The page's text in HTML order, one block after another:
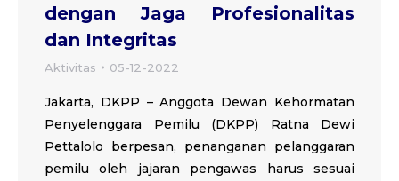
dengan Jaga Profesionalitas
dan Integritas
Aktivitas 05-12-2022
Jakarta, DKPP – Anggota Dewan Kehormatan
Penyelenggara Pemilu (DKPP) Ratna Dewi
Pettalolo berpesan, penanganan pelanggaran
pemilu oleh jajaran pengawas harus sesuai